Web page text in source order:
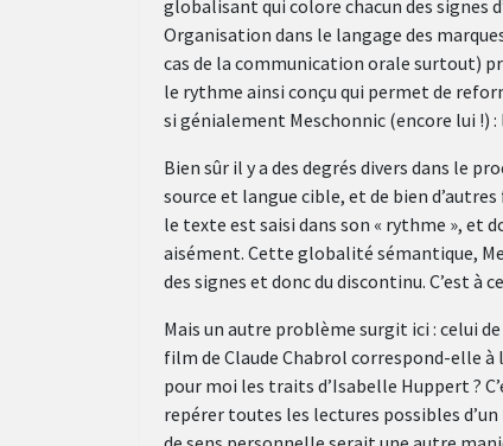
globalisant qui colore chacun des signes
Organisation dans le langage des
cas de la communication orale surtout)
le rythme ainsi conçu qui permet de
si génialement Meschonnic (encore lui !) :
Bien sûr il y a des degrés divers dans le
source et langue cible, et de bien
le texte est saisi dans son « rythme »,
aisément. Cette globalité sémantique,
des signes et donc du discontinu. C’est à
Mais un autre problème surgit ici : celui
film de Claude Chabrol correspond-elle
pour moi les traits d’Isabelle Huppert ?
repérer toutes les lectures possibles